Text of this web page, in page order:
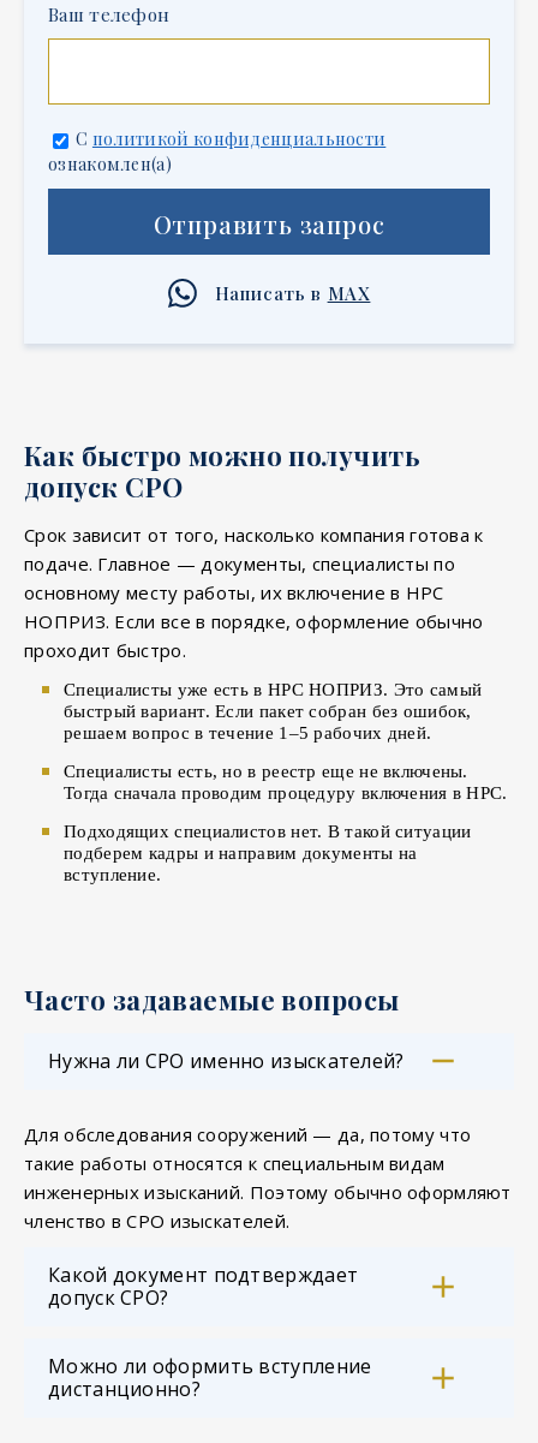
Ваш телефон
C политикой конфиденциальности
ознакомлен(а)
Отправить запрос
Написать в MAX
Как быстро можно получить
допуск СРО
Срок зависит от того, насколько компания готова к
подаче. Главное — документы, специалисты по
основному месту работы, их включение в НРС
НОПРИЗ. Если все в порядке, оформление обычно
проходит быстро.
Специалисты уже есть в НРС НОПРИЗ. Это самый
быстрый вариант. Если пакет собран без ошибок,
решаем вопрос в течение 1–5 рабочих дней.
Специалисты есть, но в реестр еще не включены.
Тогда сначала проводим процедуру включения в НРС.
Подходящих специалистов нет. В такой ситуации
подберем кадры и направим документы на
вступление.
Часто задаваемые вопросы
Нужна ли СРО именно изыскателей?
Для обследования сооружений — да, потому что
такие работы относятся к специальным видам
инженерных изысканий. Поэтому обычно оформляют
членство в СРО изыскателей.
Какой документ подтверждает
допуск СРО?
Можно ли оформить вступление
дистанционно?